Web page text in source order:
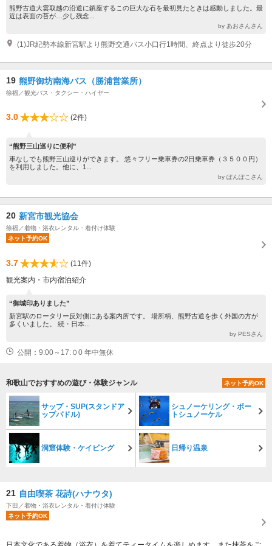
熊野古道大雲取越の沿道に鎮座するこの巨大な石を最初見たときは感動しました。最
近は表面の苔が…少し残念...
by あおさんさん
(1)JR紀勢本線新宮駅より熊野交通バス小口行1時間、終点より徒歩20分
19 熊野御坊南海バス（勝浦営業所）
徐福／観光バス・タクシー・ハイヤー
3.0 (2件)
“熊野三山巡りに便利”
車なしでも熊野三山巡りができます。 悠々フリー乗車券の2日乗車券（３５００円）
を利用しました。他に、1...
by ぽんぽこさん
20 新宮市観光協会
徐福／着物・浴衣レンタル・着付け体験
ネット予約OK
3.7
(11件)
観光案内・市内宿泊紹介
“御城印ありました”
新宮駅のロータリー反対側にある案内所です。 場所柄、熊野古道を歩く外国の方が
多くいました。 続・日本...
by PESさん
公開：9:00～17:０0 年中無休
和歌山でおすすめの遊び・体験ジャンル ネット予約OK
サップ・SUP(スタンドア
ップパドル)
シュノーケリング・ボー
トシュノーケル
洞窟体験・ケイビング 日帰り温泉
21 自由喫茶 花詩(ハナウタ)
下田／着物・浴衣レンタル・着付け体験
ネット予約OK